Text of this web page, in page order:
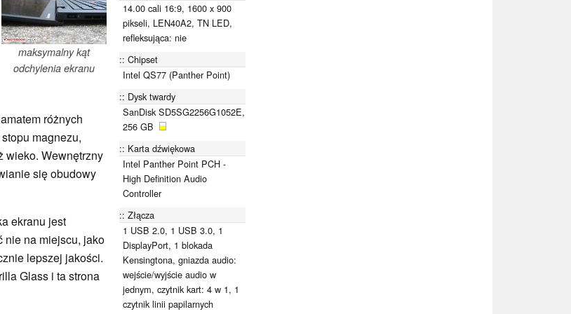
maksymalny kąt
odchylenia ekranu
różnych
magnezu,
wieko. Wewnętrzny
się obudowy
ekranu jest
nie na miejscu, jako
lepszej jakości.
Glass i ta strona
14.00 cali 16:9, 1600 x 900
pikseli, LEN40A2, TN LED,
refleksująca: nie
Chipset
Intel QS77 (Panther Point)
Dysk twardy
SanDisk SD5SG2256G1052E,
256 GB
Karta dźwiękowa
Intel Panther Point PCH -
High Definition Audio
Controller
Złącza
1 USB 2.0, 1 USB 3.0, 1
DisplayPort, 1 blokada
Kensingtona, gniazda audio:
wejście/wyjście audio w
jednym, czytnik kart: 4 w 1, 1
czytnik linii papilarnych